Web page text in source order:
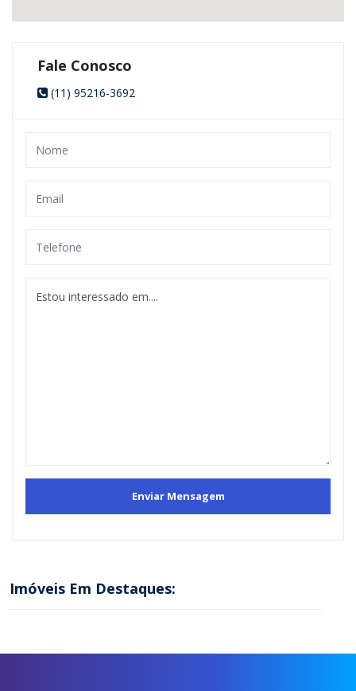
Fale Conosco
(11) 95216-3692
Imóveis Em Destaques: